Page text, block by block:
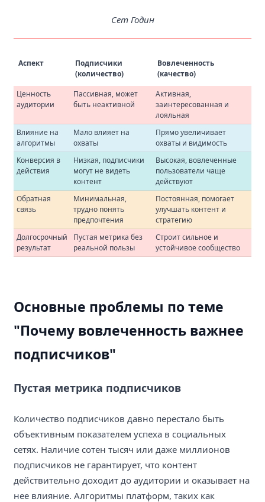
Сет Годин
Аспект
Подписчики
(количество)
Вовлеченность
(качество)
Ценность
аудитории
Пассивная, может
быть неактивной
Активная,
заинтересованная и
лояльная
Влияние на
алгоритмы
Мало влияет на
охваты
Прямо увеличивает
охваты и видимость
Конверсия в
действия
Низкая, подписчики
могут не видеть
контент
Высокая, вовлеченные
пользователи чаще
действуют
Обратная
связь
Минимальная,
трудно понять
предпочтения
Постоянная, помогает
улучшать контент и
стратегию
Долгосрочный
результат
Пустая метрика без
реальной пользы
Строит сильное и
устойчивое сообщество
Основные проблемы по теме
"Почему вовлеченность важнее
подписчиков"
Пустая метрика подписчиков
Количество подписчиков давно перестало быть
объективным показателем успеха в социальных
сетях. Наличие сотен тысяч или даже миллионов
подписчиков не гарантирует, что контент
действительно доходит до аудитории и оказывает на
нее влияние. Алгоритмы платформ, таких как